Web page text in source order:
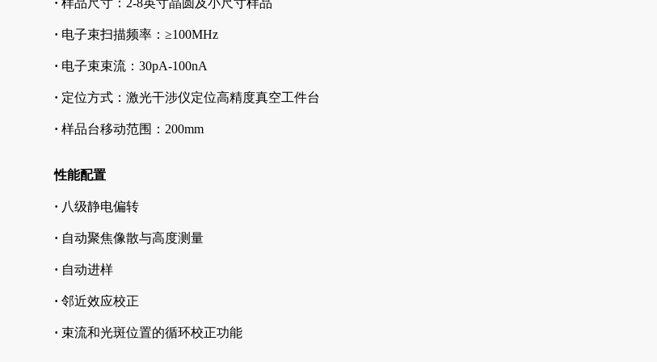
· 电子束扫描频率：≥100MHz
· 电子束束流：30pA-100nA
· 定位方式：激光干涉仪定位高精度真空工件台
·样品台移动范围：200mm
性能配置
· 八级静电偏转
· 自动聚焦像散与高度测量
· 自动进样
·邻近效应校正
· 束流和光斑位置的循环校正功能